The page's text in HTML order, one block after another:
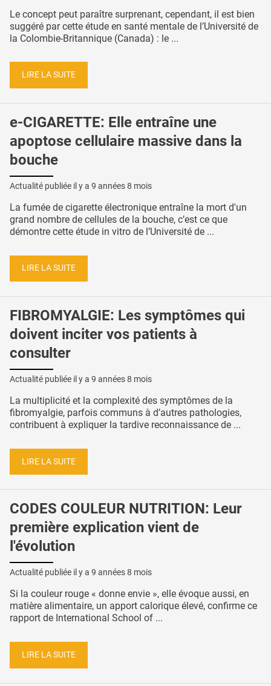
Le concept peut paraître surprenant, cependant, il est bien
suggéré par cette étude en santé mentale de l’Université de
la Colombie-Britannique (Canada) : le ...
LIRE LA SUITE
e-CIGARETTE: Elle entraîne une
apoptose cellulaire massive dans la
bouche
Actualité publiée il y a 9 années 8 mois
La fumée de cigarette électronique entraîne la mort d'un
grand nombre de cellules de la bouche, c’est ce que
démontre cette étude in vitro de l’Université de ...
LIRE LA SUITE
FIBROMYALGIE: Les symptômes qui
doivent inciter vos patients à
consulter
Actualité publiée il y a 9 années 8 mois
La multiplicité et la complexité des symptômes de la
fibromyalgie, parfois communs à d’autres pathologies,
contribuent à expliquer la tardive reconnaissance de ...
LIRE LA SUITE
CODES COULEUR NUTRITION: Leur
première explication vient de
l'évolution
Actualité publiée il y a 9 années 8 mois
Si la couleur rouge « donne envie », elle évoque aussi, en
matière alimentaire, un apport calorique élevé, confirme ce
rapport de International School of ...
LIRE LA SUITE